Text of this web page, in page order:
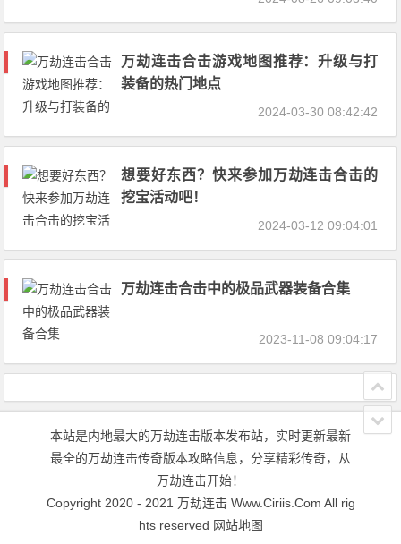
万劫连击合击游戏地图推荐：升级与打
装备的热门地点
2024-03-30 08:42:42
想要好东西？快来参加万劫连击合击的
挖宝活动吧！
2024-03-12 09:04:01
万劫连击合击中的极品武器装备合集
2023-11-08 09:04:17
本站是内地最大的万劫连击版本发布站，实时更新最新
最全的万劫连击传奇版本攻略信息，分享精彩传奇，从
万劫连击开始！
Copyright 2020 - 2021 万劫连击 Www.Ciriis.Com All rig
hts reserved 网站地图